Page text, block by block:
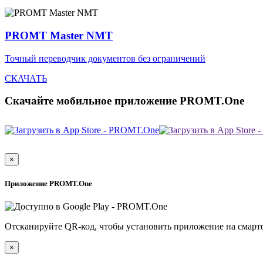
PROMT Master NMT
Точный переводчик документов без ограничений
СКАЧАТЬ
Скачайте мобильное приложение PROMT.One
×
Приложение PROMT.One
Отсканируйте QR-код, чтобы установить приложение на
×